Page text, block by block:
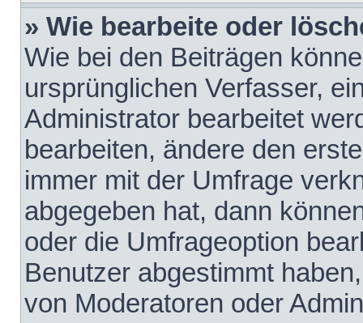
» Wie bearbeite oder
Wie bei den Beiträgen
ursprünglichen Verfasser,
Administrator bearbeitet
bearbeiten, ändere den
immer mit der Umfrage
abgegeben hat, dann
oder die Umfrageoption
Benutzer abgestimmt
von Moderatoren oder